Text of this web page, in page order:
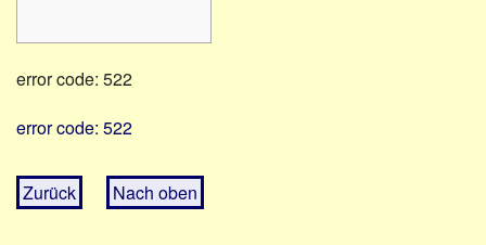
error code: 522
error code: 522
Zurück Nach oben